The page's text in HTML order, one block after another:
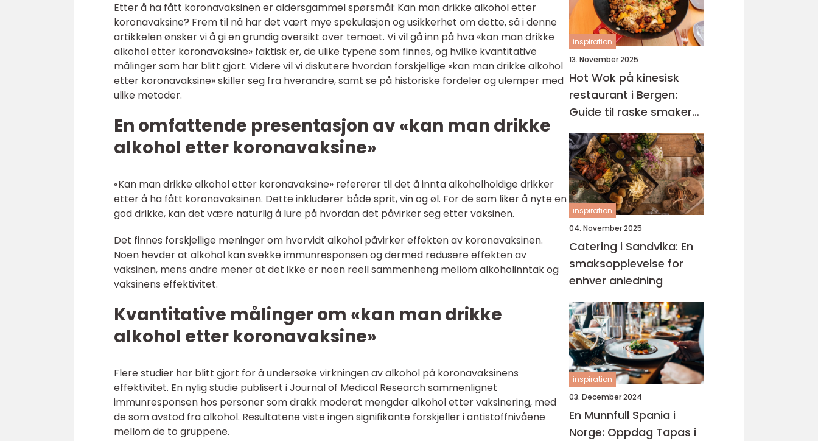
Etter å ha fått koronavaksinen er aldersgammel spørsmål: Kan man drikke alkohol etter
koronavaksine? Frem til nå har det vært mye spekulasjon og usikkerhet om dette, så i denne
artikkelen ønsker vi å gi en grundig oversikt over temaet. Vi vil gå inn på hva «kan man drikke
alkohol etter koronavaksine» faktisk er, de ulike typene som finnes, og hvilke kvantitative
målinger som har blitt gjort. Videre vil vi diskutere hvordan forskjellige «kan man drikke alkohol
etter koronavaksine» skiller seg fra hverandre, samt se på historiske fordeler og ulemper med
ulike metoder.
En omfattende presentasjon av «kan man drikke
alkohol etter koronavaksine»
«Kan man drikke alkohol etter koronavaksine» refererer til det å innta alkoholholdige drikker
etter å ha fått koronavaksinen. Dette inkluderer både sprit, vin og øl. For de som liker å nyte en
god drikke, kan det være naturlig å lure på hvordan det påvirker seg etter vaksinen.
Det finnes forskjellige meninger om hvorvidt alkohol påvirker effekten av koronavaksinen.
Noen hevder at alkohol kan svekke immunresponsen og dermed redusere effekten av
vaksinen, mens andre mener at det ikke er noen reell sammenheng mellom alkoholinntak og
vaksinens effektivitet.
Kvantitative målinger om «kan man drikke
alkohol etter koronavaksine»
Flere studier har blitt gjort for å undersøke virkningen av alkohol på koronavaksinens
effektivitet. En nylig studie publisert i Journal of Medical Research sammenlignet
immunresponsen hos personer som drakk moderat mengder alkohol etter vaksinering, med
de som avstod fra alkohol. Resultatene viste ingen signifikante forskjeller i antistoffnivåene
mellom de to gruppene.
inspiration
13. November 2025
Hot Wok på kinesisk
restaurant i Bergen:
Guide til raske smaker
på Sotra
inspiration
04. November 2025
Catering i Sandvika: En
smaksopplevelse for
enhver anledning
inspiration
03. December 2024
En Munnfull Spania i
Norge: Oppdag Tapas i